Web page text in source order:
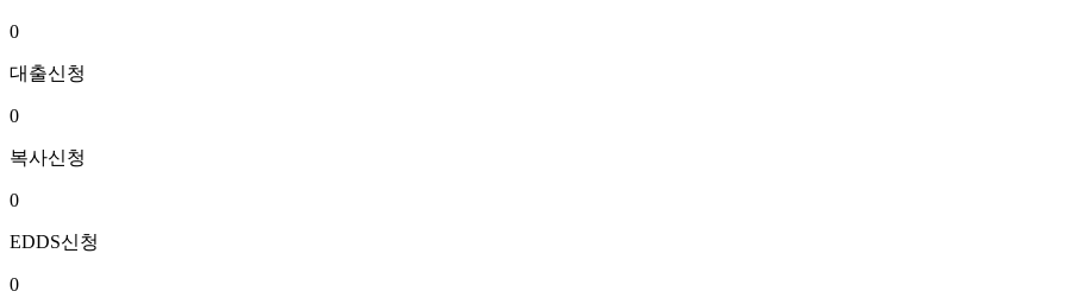
0
대출신청
0
복사신청
0
EDDS신청
0